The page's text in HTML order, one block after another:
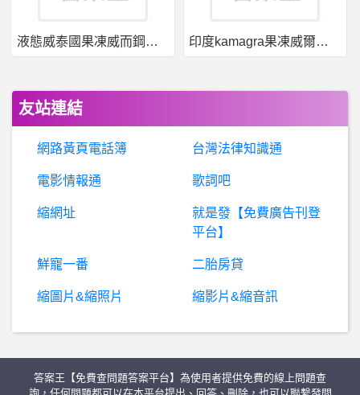
股票- 升息和降息之間的關係 升息和降息之間的關係
BaseballXXXX- 小黑 小黑
銀行貸款- 個人信貸
機
車 摩托車- 從間諜車流出到正式上市大概要多久 從間諜車流出到正式上市大概要多久
滑雪- 台灣有”旱雪”這樣的場地嗎
液態威泰國果凍威而鋼哪裡買 印度kamagra果凍威爾剛用於治療男性勃起功能障礙
友站連結
網路黃頁電話簿 台灣法律知識通
電影情報通 歌詞吧
縮網址
就是發【免費廣告刊登
平台】
鮮寵一番 二胎房貸
縮圖片&縮照片 縮影片&縮音訊
答案王【免費查問題答案平台】為使用者提供免費的線上問題查